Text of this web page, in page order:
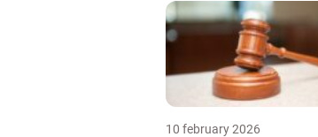
10 february 2026